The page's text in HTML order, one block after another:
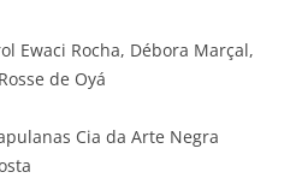
Ewaci Rocha, Débora Marçal,
de Oyá
Cia da Arte Negra